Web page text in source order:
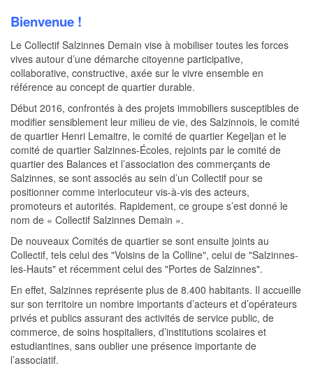
Bienvenue !
Le Collectif Salzinnes Demain vise à mobiliser toutes les forces
vives autour d’une démarche citoyenne participative,
collaborative, constructive, axée sur le vivre ensemble en
référence au concept de quartier durable.
Début 2016, confrontés à des projets immobiliers susceptibles de
modifier sensiblement leur milieu de vie, des Salzinnois, le comité
de quartier Henri Lemaitre, le comité de quartier Kegeljan et le
comité de quartier Salzinnes-Écoles, rejoints par le comité de
quartier des Balances et l’association des commerçants de
Salzinnes, se sont associés au sein d’un Collectif pour se
positionner comme interlocuteur vis-à-vis des acteurs,
promoteurs et autorités. Rapidement, ce groupe s’est donné le
nom de « Collectif Salzinnes Demain ».
De nouveaux Comités de quartier se sont ensuite joints au
Collectif, tels celui des "Voisins de la Colline", celui de "Salzinnes-
les-Hauts" et récemment celui des "Portes de Salzinnes".
En effet, Salzinnes représente plus de 8.400 habitants. Il accueille
sur son territoire un nombre importants d’acteurs et d’opérateurs
privés et publics assurant des activités de service public, de
commerce, de soins hospitaliers, d’institutions scolaires et
estudiantines, sans oublier une présence importante de
l’associatif.